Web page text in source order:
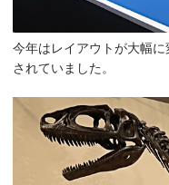
今年はレイアウトが大幅
されていました。